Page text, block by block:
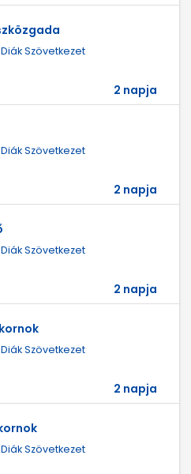
Szövetkezet
2 napja
Szövetkezet
2 napja
Szövetkezet
2 napja
Szövetkezet
2 napja
Szövetkezet